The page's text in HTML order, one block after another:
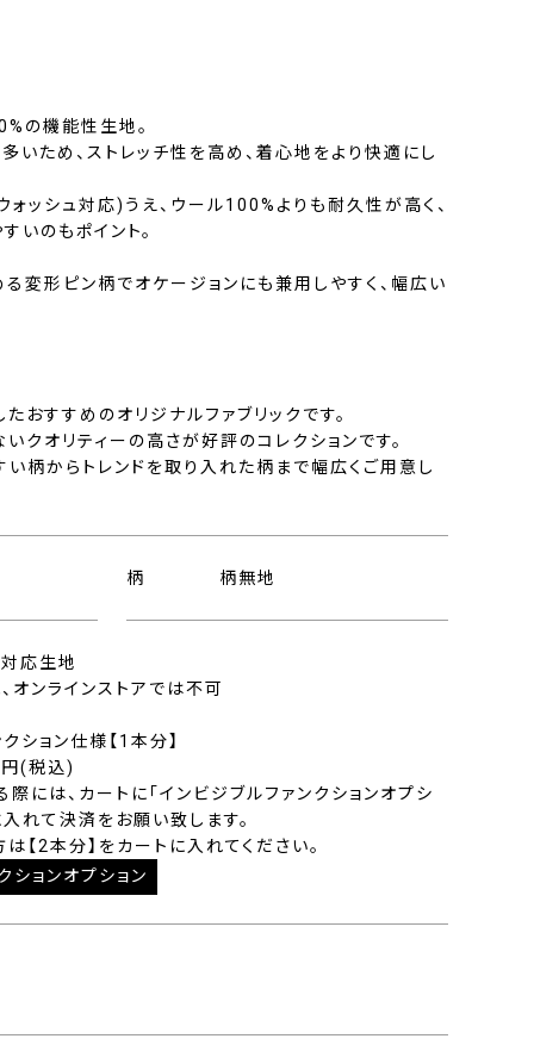
の機能性生地。
ため、ストレッチ性を高め、着心地をより快適にし
ッシュ対応)うえ、ウール100%よりも耐久性が高く、
いのもポイント。
変形ピン柄でオケージョンにも兼用しやすく、幅広い
おすすめのオリジナルファブリックです。
クオリティーの高さが好評のコレクションです。
柄からトレンドを取り入れた柄まで幅広くご用意し
柄 柄無地
応生地
ンラインストアでは不可
ション仕様【1本分】
(税込)
には、カートに「インビジブルファンクションオプシ
れて決済をお願い致します。
【2本分】をカートに入れてください。
ションオプション